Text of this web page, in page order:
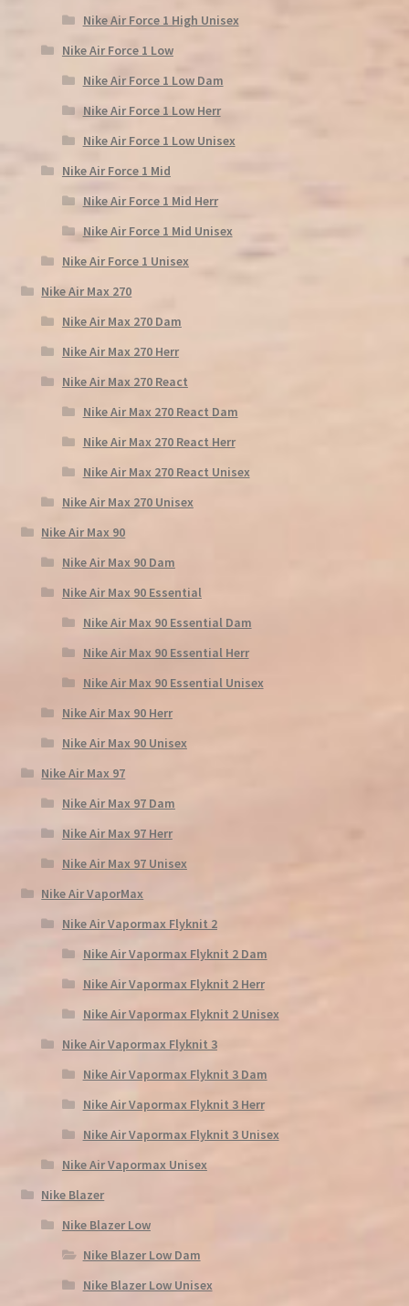
Nike Air Force 1 High Unisex
Nike Air Force 1 Low
Nike Air Force 1 Low Dam
Nike Air Force 1 Low Herr
Nike Air Force 1 Low Unisex
Nike Air Force 1 Mid
Nike Air Force 1 Mid Herr
Nike Air Force 1 Mid Unisex
Nike Air Force 1 Unisex
Nike Air Max 270
Nike Air Max 270 Dam
Nike Air Max 270 Herr
Nike Air Max 270 React
Nike Air Max 270 React Dam
Nike Air Max 270 React Herr
Nike Air Max 270 React Unisex
Nike Air Max 270 Unisex
Nike Air Max 90
Nike Air Max 90 Dam
Nike Air Max 90 Essential
Nike Air Max 90 Essential Dam
Nike Air Max 90 Essential Herr
Nike Air Max 90 Essential Unisex
Nike Air Max 90 Herr
Nike Air Max 90 Unisex
Nike Air Max 97
Nike Air Max 97 Dam
Nike Air Max 97 Herr
Nike Air Max 97 Unisex
Nike Air VaporMax
Nike Air Vapormax Flyknit 2
Nike Air Vapormax Flyknit 2 Dam
Nike Air Vapormax Flyknit 2 Herr
Nike Air Vapormax Flyknit 2 Unisex
Nike Air Vapormax Flyknit 3
Nike Air Vapormax Flyknit 3 Dam
Nike Air Vapormax Flyknit 3 Herr
Nike Air Vapormax Flyknit 3 Unisex
Nike Air Vapormax Unisex
Nike Blazer
Nike Blazer Low
Nike Blazer Low Dam
Nike Blazer Low Unisex